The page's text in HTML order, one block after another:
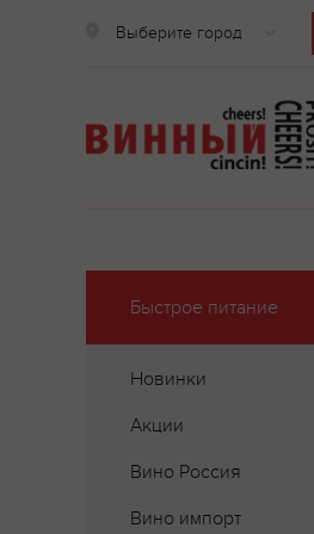
Выберите город
Быстрое питание
Новинки
Акции
Вино Россия
Вино импорт